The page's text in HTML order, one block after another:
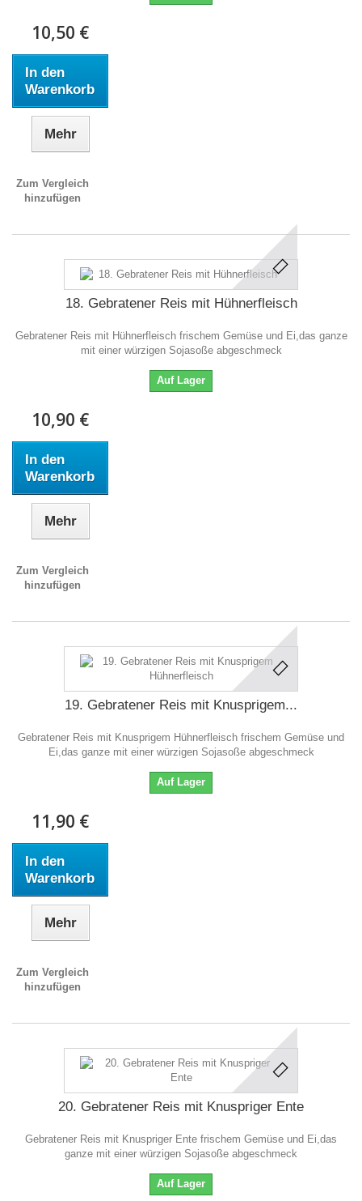
10,50 €
In den
Warenkorb
Mehr
Zum Vergleich
hinzufügen
18. Gebratener Reis mit Hühnerfleisch
Gebratener Reis mit Hühnerfleisch frischem Gemüse und Ei,das ganze
mit einer würzigen Sojasoße abgeschmeck
Auf Lager
10,90 €
In den
Warenkorb
Mehr
Zum Vergleich
hinzufügen
19. Gebratener Reis mit Knusprigem...
Gebratener Reis mit Knusprigem Hühnerfleisch frischem Gemüse und
Ei,das ganze mit einer würzigen Sojasoße abgeschmeck
Auf Lager
11,90 €
In den
Warenkorb
Mehr
Zum Vergleich
hinzufügen
20. Gebratener Reis mit Knuspriger Ente
Gebratener Reis mit Knuspriger Ente frischem Gemüse und Ei,das
ganze mit einer würzigen Sojasoße abgeschmeck
Auf Lager